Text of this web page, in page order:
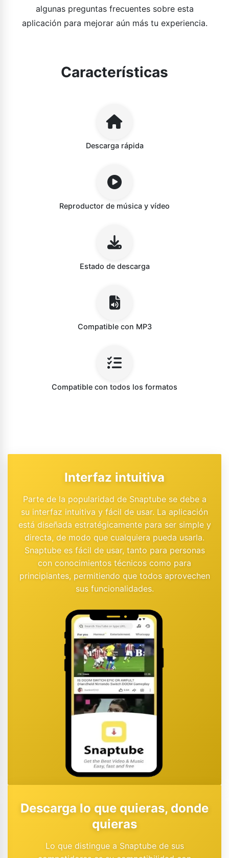
algunas preguntas frecuentes sobre esta
aplicación para mejorar aún más tu experiencia.
Características
Descarga rápida
Reproductor de música y vídeo
Estado de descarga
Compatible con MP3
Compatible con todos los formatos
Interfaz intuitiva
Parte de la popularidad de Snaptube se debe a
su interfaz intuitiva y fácil de usar. La aplicación
está diseñada estratégicamente para ser simple y
directa, de modo que cualquiera pueda usarla.
Snaptube es fácil de usar, tanto para personas
con conocimientos técnicos como para
principiantes, permitiendo que todos aprovechen
sus funcionalidades.
Descarga lo que quieras, donde
quieras
Lo que distingue a Snaptube de sus